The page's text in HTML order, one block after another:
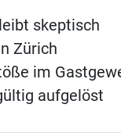
skeptisch
Zürich
im
aufgelöst